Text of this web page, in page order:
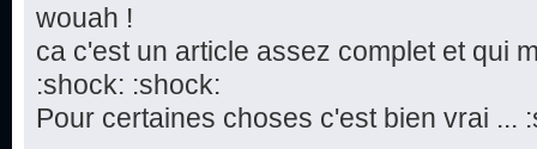
wouah !
ca c'est un article assez complet et qui
:shock: :shock:
Pour certaines choses c'est bien vrai ...